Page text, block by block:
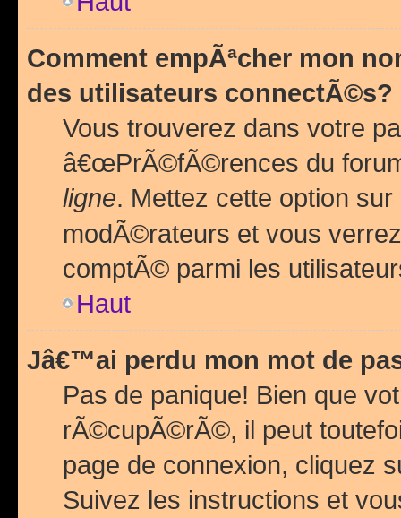
Comment empÃªcher mon
des utilisateurs connectÃ©s?
Vous trouverez dans votre
â€œPrÃ©fÃ©rences du
ligne. Mettez cette option sur
modÃ©rateurs et vous
comptÃ© parmi les
Haut
Jâ€™ai perdu mon mot de
Pas de panique! Bien que
rÃ©cupÃ©rÃ©, il peut
page de connexion, cliquez
Suivez les instructions et